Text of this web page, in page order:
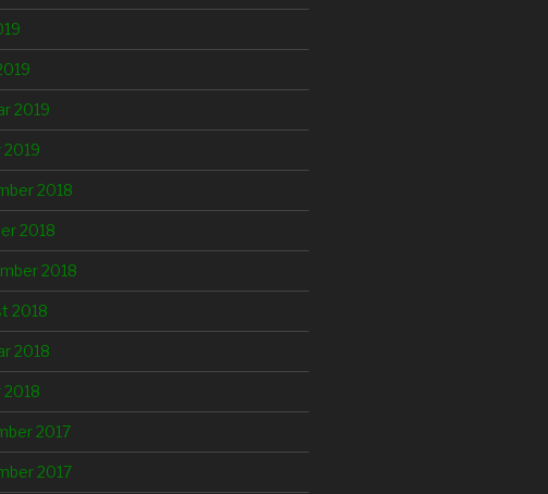
2019
2019
2018
2018
2018
2018
2018
2018
2017
2017